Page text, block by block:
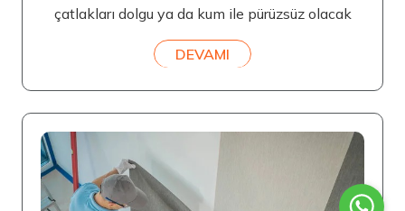
çatlakları dolgu ya da kum ile pürüzsüz olacak
DEVAMI